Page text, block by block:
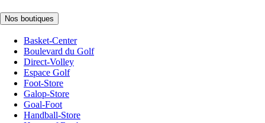
Nos boutiques
Basket-Center
Boulevard du Golf
Direct-Volley
Espace Golf
Foot-Store
Galop-Store
Goal-Foot
Handball-Store